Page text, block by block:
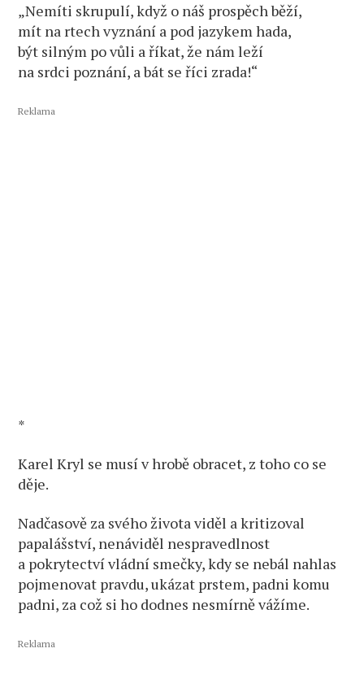
„Nemíti skrupulí, když o náš prospěch běží,
mít na rtech vyznání a pod jazykem hada,
být silným po vůli a říkat, že nám leží
na srdci poznání, a bát se říci zrada!“
Reklama
*
Karel Kryl se musí v hrobě obracet, z toho co se
děje.
Nadčasově za svého života viděl a kritizoval
papalášství, nenáviděl nespravedlnost
a pokrytectví vládní smečky, kdy se nebál nahlas
pojmenovat pravdu, ukázat prstem, padni komu
padni, za což si ho dodnes nesmírně vážíme.
Reklama